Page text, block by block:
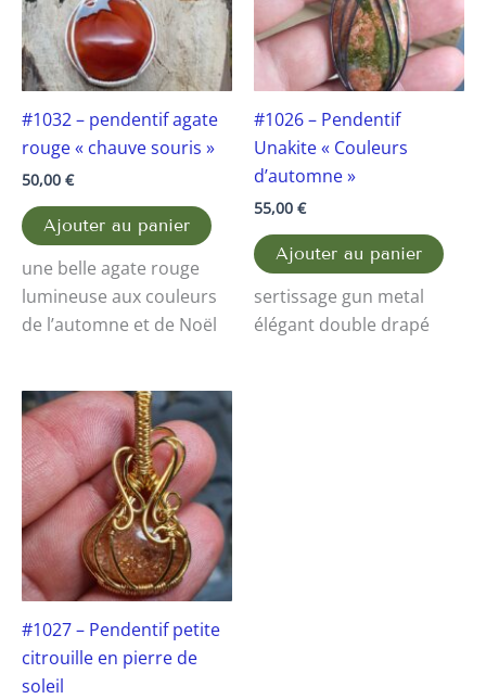
#1032 – pendentif agate
rouge « chauve souris »
50,00 €
Ajouter au panier
une belle agate rouge
lumineuse aux couleurs
de l’automne et de Noël
#1026 – Pendentif
Unakite « Couleurs
d’automne »
55,00 €
Ajouter au panier
sertissage gun metal
élégant double drapé
#1027 – Pendentif petite
citrouille en pierre de
soleil